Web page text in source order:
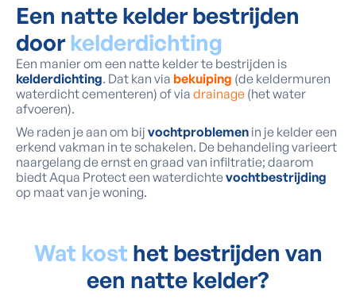
Een natte kelder bestrijden
doorkelderdichting
Een manier om een natte kelder te bestrijden is
kelderdichting. Dat kan via bekuiping (de keldermuren
waterdicht cementeren) of via drainage (het water
afvoeren).
We raden je aan om bij vochtproblemen in je kelder een
erkend vakman in te schakelen. De behandeling varieert
naargelang de ernst en graad van infiltratie; daarom
biedt Aqua Protect een waterdichtevochtbestrijding
op maat van je woning.
Wat kost het bestrijden van
een natte kelder?